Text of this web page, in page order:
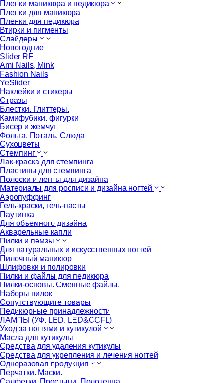
Пленки маникюра и педикюра
Пленки для маникюра
Пленки для педикюра
Втирки и пигменты
Слайдеры
Новогодние
Slider RF
Ami Nails, Mink
Fashion Nails
YeSlider
Наклейки и стикеры
Стразы
Блестки. Глиттеры.
Камифубики, фигурки
Бисер и жемчуг
Фольга. Поталь. Слюда
Сухоцветы
Стемпинг
Лак-краска для стемпинга
Пластины для стемпинга
Полоски и ленты для дизайна
Материалы для росписи и дизайна ногтей
Аэропуффинг
Гель-краски, гель-пасты
Паутинка
Для объемного дизайна
Акварельные капли
Пилки и пемзы
Для натуральных и искусственных ногтей
Пилочный маникюр
Шлифовки и полировки
Пилки и файлы для педикюра
Пилки-основы. Сменные файлы.
Наборы пилок
Сопутствующите товары
Педикюрные принадлежности
ЛАМПЫ (УФ, LED, LED&CCFL)
Уход за ногтями и кутикулой
Масла для кутикулы
Средства для удаления кутикулы
Средства для укрепления и лечения ногтей
Одноразовая продукция
Перчатки. Маски.
Салфетки. Простыни. Полотенца